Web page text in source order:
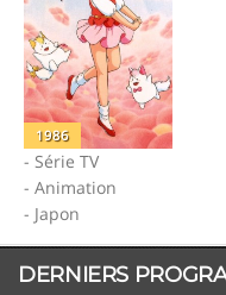
1986
- Série TV
- Animation
- Japon
DERNIERS